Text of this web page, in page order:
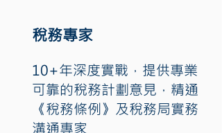
稅務專家
10+年深度實戰，提供專業
可靠的稅務計劃意見，精通
《稅務條例》及稅務局實務
溝通專家